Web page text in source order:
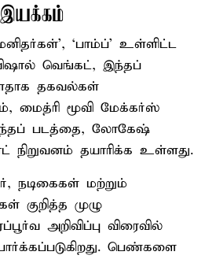
‘பாம்ப்’ உள்ளிட்ட
வெங்கட், இந்தப்
தகவல்கள்
மைத்ரி மூவி மேக்கர்ஸ்
படத்தை, லோகேஷ்
நிறுவனம் தயாரிக்க உள்ளது.
நடிகைகள் மற்றும்
குறித்த முழு
அறிவிப்பு விரைவில்
பெண்களை